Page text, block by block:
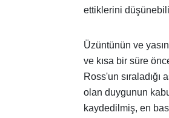
ettiklerini
Üzüntünün ve
ve kısa bir süre
Ross'un
olan duygunun
kaydedilmiş, en